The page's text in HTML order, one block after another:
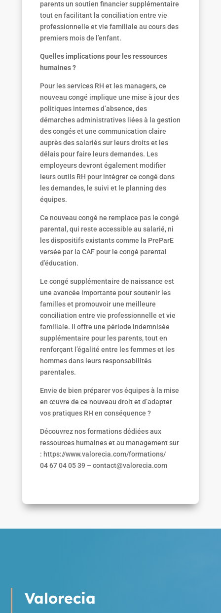
parents un soutien financier supplémentaire
tout en facilitant la conciliation entre vie
professionnelle et vie familiale au cours des
premiers mois de l’enfant.
Quelles implications pour les ressources
humaines ?
Pour les services RH et les managers, ce
nouveau congé implique une mise à jour des
politiques internes d’absence, des
démarches administratives liées à la gestion
des congés et une communication claire
auprès des salariés sur leurs droits et les
délais pour faire leurs demandes. Les
employeurs devront également modifier
leurs outils RH pour intégrer ce congé dans
les demandes, le suivi et le planning des
équipes.
Ce nouveau congé ne remplace pas le congé
parental, qui reste accessible au salarié, ni
les dispositifs existants comme la PreParE
versée par la CAF pour le congé parental
d’éducation.
Le congé supplémentaire de naissance est
une avancée importante pour soutenir les
familles et promouvoir une meilleure
conciliation entre vie professionnelle et vie
familiale. Il offre une période indemnisée
supplémentaire pour les parents, tout en
renforçant l’égalité entre les femmes et les
hommes dans leurs responsabilités
parentales.
Envie de bien préparer vos équipes à la mise
en œuvre de ce nouveau droit et d’adapter
vos pratiques RH en conséquence ?
Découvrez nos formations dédiées aux
ressources humaines et au management sur
: https://www.valorecia.com/formations/
04 67 04 05 39 – contact@valorecia.com
Valorecia